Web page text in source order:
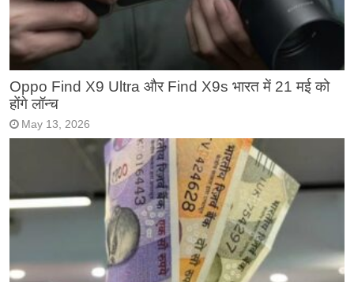
Oppo Find X9 Ultra और Find X9s भारत में 21 मई को
होंगे लॉन्च
May 13, 2026